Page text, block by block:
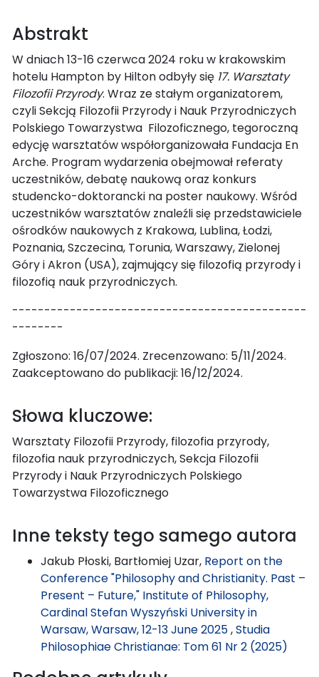
Abstrakt
W dniach 13-16 czerwca 2024 roku w krakowskim
hotelu Hampton by Hilton odbyły się 17. Warsztaty
Filozofii Przyrody. Wraz ze stałym organizatorem,
czyli Sekcją Filozofii Przyrody i Nauk Przyrodniczych
Polskiego Towarzystwa Filozoficznego, tegoroczną
edycję warsztatów współorganizowała Fundacja En
Arche. Program wydarzenia obejmował referaty
uczestników, debatę naukową oraz konkurs
studencko-doktorancki na poster naukowy. Wśród
uczestników warsztatów znaleźli się przedstawiciele
ośrodków naukowych z Krakowa, Lublina, Łodzi,
Poznania, Szczecina, Torunia, Warszawy, Zielonej
Góry i Akron (USA), zajmujący się filozofią przyrody i
filozofią nauk przyrodniczych.
----------------------------------------------
--------
Zgłoszono: 16/07/2024. Zrecenzowano: 5/11/2024.
Zaakceptowano do publikacji: 16/12/2024.
Słowa kluczowe:
Warsztaty Filozofii Przyrody, filozofia przyrody,
filozofia nauk przyrodniczych, Sekcja Filozofii
Przyrody i Nauk Przyrodniczych Polskiego
Towarzystwa Filozoficznego
Inne teksty tego samego autora
Jakub Płoski, Bartłomiej Uzar, Report on the
Conference "Philosophy and Christianity. Past –
Present – Future," Institute of Philosophy,
Cardinal Stefan Wyszyński University in
Warsaw, Warsaw, 12-13 June 2025,Studia
Philosophiae Christianae: Tom 61 Nr 2 (2025)